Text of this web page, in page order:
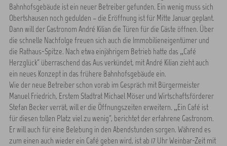
Bahnhofsgebäude ist ein neuer Betreiber gefunden. Ein wenig muss sich
Obertshausen noch gedulden – die Eröffnung ist für Mitte Januar geplant.
Dann will der Gastronom André Kilian die Türen für die Gäste öffnen. Über
die schnelle Nachfolge freuen sich auch die Immobilieneigentümer und
die Rathaus-Spitze. Nach etwa einjährigem Betrieb hatte das „Café
Herzglück“ überraschend das Aus verkündet, mit André Kilian zieht auch
ein neues Konzept in das frühere Bahnhofsgebäude ein.
Wie der neue Betreiber schon vorab im Gespräch mit Bürgermeister
Manuel Friedrich, Erstem Stadtrat Michael Möser und Wirtschaftsförderer
Stefan Becker verrät, will er die Öffnungszeiten erweitern. „Ein Café ist
für diesen tollen Platz viel zu wenig“, berichtet der erfahrene Gastronom.
Er will auch für eine Belebung in den Abendstunden sorgen. Während es
zum einen auch wieder ein Café geben wird, ist ab 17 Uhr Weinbar-Zeit mit